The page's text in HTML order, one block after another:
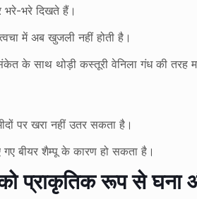
भरे-भरे दिखते हैं।
में अब खुजली नहीं होती है।
के साथ थोड़ी कस्तूरी वेनिला गंध की तरह
पर खरा नहीं उतर सकता है।
गए बीयर शैम्पू के कारण हो सकता है।
को प्राकृतिक रूप से